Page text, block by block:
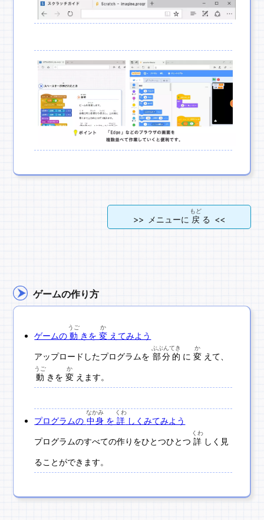
>> メニューに 戻
もど
る <<
ゲームの作り方
ゲームの動
うご
きを変
か
えてみよう
アップロードしたプログラムを 部分的
ぶぶんてき
に変
か
えて、
動
うご
きを変
か
えます。
プログラムの 中身
なかみ
を詳
くわ
しくみてみよう
プログラムのすべての作りをひとつひとつ詳
くわ
しく見
ることができます。